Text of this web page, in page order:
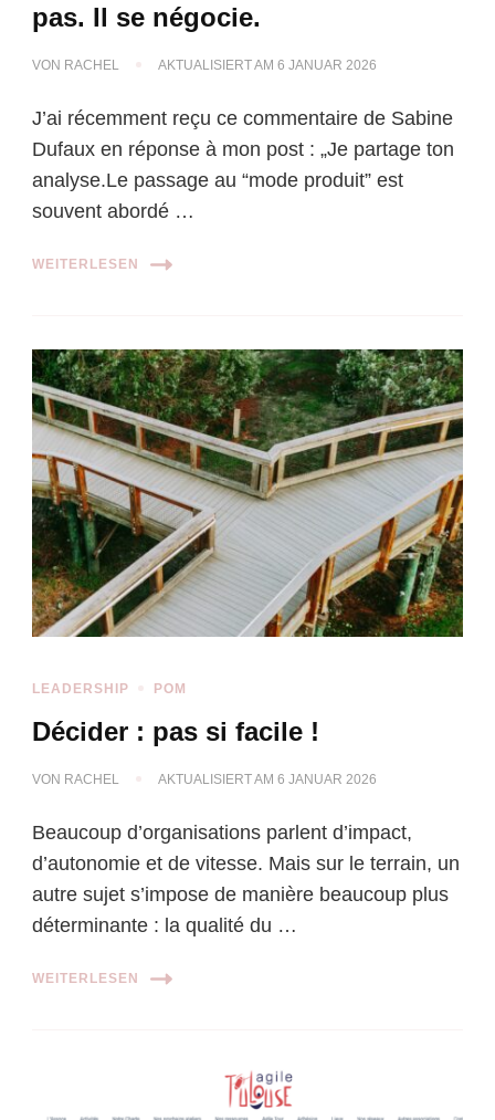
pas. Il se négocie.
VON RACHEL AKTUALISIERT AM 6 JANUAR 2026
J’ai récemment reçu ce commentaire de Sabine
Dufaux en réponse à mon post : „Je partage ton
analyse.Le passage au “mode produit” est
souvent abordé …
WEITERLESEN
LEADERSHIP POM
Décider : pas si facile !
VON RACHEL AKTUALISIERT AM 6 JANUAR 2026
Beaucoup d’organisations parlent d’impact,
d’autonomie et de vitesse. Mais sur le terrain, un
autre sujet s’impose de manière beaucoup plus
déterminante : la qualité du …
WEITERLESEN